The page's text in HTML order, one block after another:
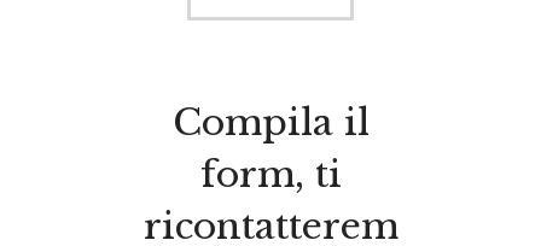
Compila il
form, ti
ricontatterem